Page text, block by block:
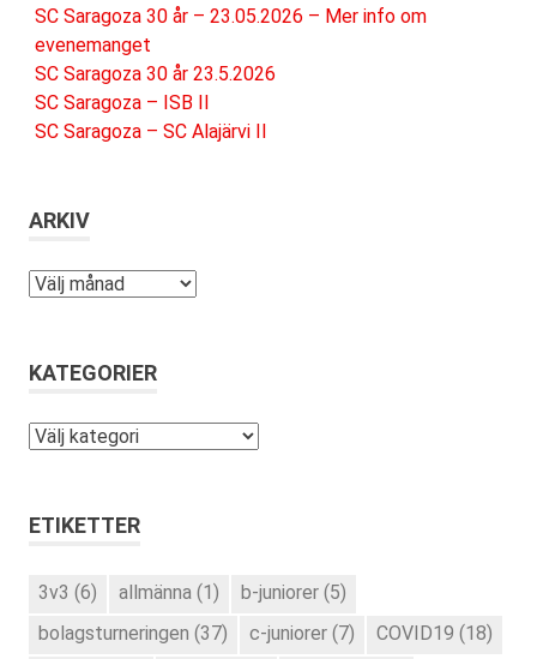
SC Saragoza 30 år – 23.05.2026 – Mer info om
evenemanget
SC Saragoza 30 år 23.5.2026
SC Saragoza – ISB II
SC Saragoza – SC Alajärvi II
ARKIV
Arkiv
KATEGORIER
Kategorier
ETIKETTER
3v3 (6) allmänna (1) b-juniorer (5)
bolagsturneringen (37) c-juniorer (7) COVID19 (18)